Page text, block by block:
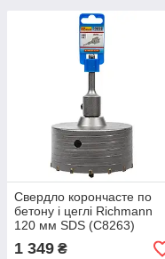
Свердло корончасте по
бетону і цеглі Richmann
120 мм SDS (C8263)
1 349 ₴